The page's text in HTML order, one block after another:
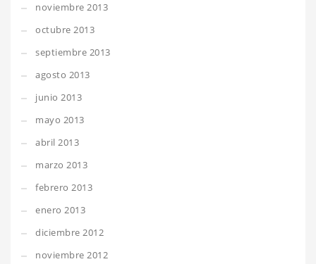
noviembre 2013
octubre 2013
septiembre 2013
agosto 2013
junio 2013
mayo 2013
abril 2013
marzo 2013
febrero 2013
enero 2013
diciembre 2012
noviembre 2012